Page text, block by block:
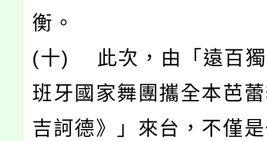
衡。
(十) 此次，由「遠百獨
班牙國家舞團攜全本芭
吉訶德》」來台，不僅